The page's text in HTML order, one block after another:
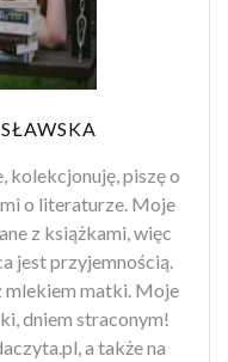
kolekcjonuję, piszę o
o literaturze. Moje
z książkami, więc
jest przyjemnością.
mlekiem matki. Moje
dniem straconym!
a także na